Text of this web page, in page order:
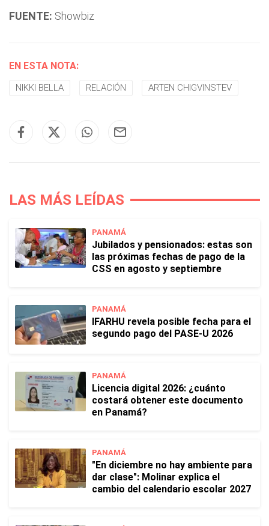
FUENTE: Showbiz
EN ESTA NOTA:
NIKKI BELLA RELACIÓN ARTEN CHIGVINSTEV
LAS MÁS LEÍDAS
PANAMÁ
Jubilados y pensionados: estas son
las próximas fechas de pago de la
CSS en agosto y septiembre
PANAMÁ
IFARHU revela posible fecha para el
segundo pago del PASE-U 2026
PANAMÁ
Licencia digital 2026: ¿cuánto
costará obtener este documento
en Panamá?
PANAMÁ
"En diciembre no hay ambiente para
dar clase": Molinar explica el
cambio del calendario escolar 2027